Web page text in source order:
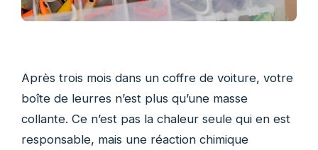
Après trois mois dans un coffre de voiture, votre
boîte de leurres n’est plus qu’une masse
collante. Ce n’est pas la chaleur seule qui en est
responsable, mais une réaction chimique